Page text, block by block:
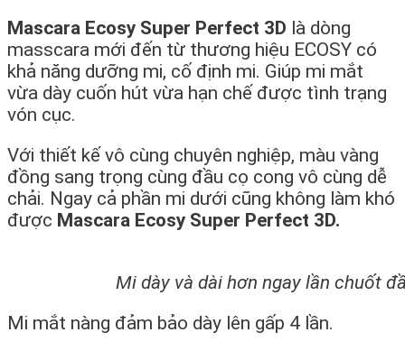
Mascara Ecosy Super Perfect 3D là dòng
masscara mới đến từ thương hiệu ECOSY có
khả năng dưỡng mi, cố định mi. Giúp mi mắt
vừa dày cuốn hút vừa hạn chế được tình trạng
vón cục.
Với thiết kế vô cùng chuyên nghiệp, màu vàng
đồng sang trọng cùng đầu cọ cong vô cùng dễ
chải. Ngay cả phần mi dưới cũng không làm khó
được Mascara Ecosy Super Perfect 3D.
Mi dày và dài hơn ngay lần chuốt
Mi mắt nàng đảm bảo dày lên gấp 4 lần.